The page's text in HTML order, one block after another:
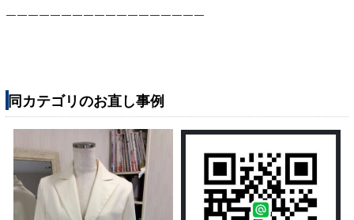
￣￣￣￣￣￣￣￣￣￣￣￣￣￣￣￣￣￣
同カテゴリのお直し事例